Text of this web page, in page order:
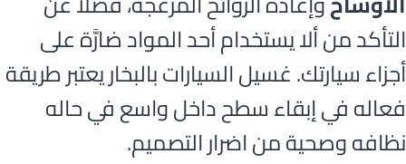
التأكد من ألا يستخدام أحد المواد ضارَّة على
أجزاء سيارتك. غسيل السيارات بالبخار يعتبر طريقة
فعاله في إبقاء سطح داخل واسع في حاله
نظافه وصحية من اضرار التصميم.